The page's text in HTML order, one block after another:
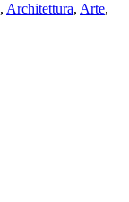
, Architettura, Arte,